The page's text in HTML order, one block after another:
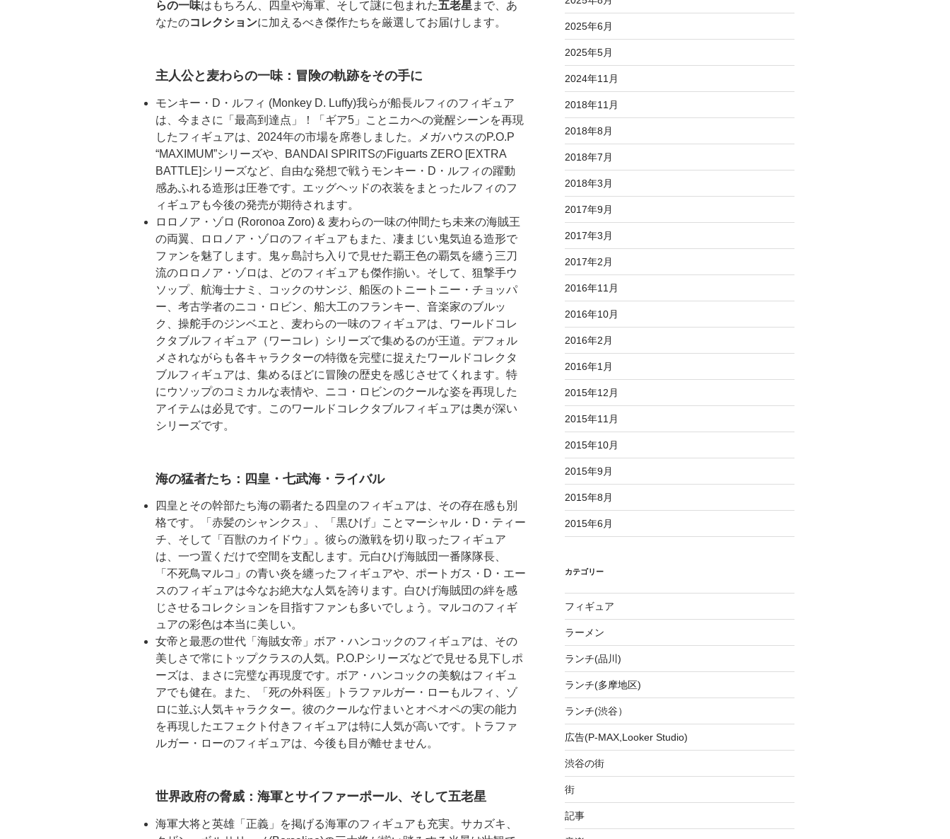
らの一味はもちろん、四皇や海軍、そして謎に包まれた五老星まで、あ
なたのコレクションに加えるべき傑作たちを厳選してお届けします。
主人公と麦わらの一味：冒険の軌跡をその手に
モンキー・D・ルフィ (Monkey D. Luffy)我らが船長ルフィのフィギュア
は、今まさに「最高到達点」！「ギア5」ことニカへの覚醒シーンを再現
したフィギュアは、2024年の市場を席巻しました。メガハウスのP.O.P
“MAXIMUM”シリーズや、BANDAI SPIRITSのFiguarts ZERO [EXTRA
BATTLE]シリーズなど、自由な発想で戦うモンキー・D・ルフィの躍動
感あふれる造形は圧巻です。エッグヘッドの衣装をまとったルフィのフ
ィギュアも今後の発売が期待されます。
ロロノア・ゾロ (Roronoa Zoro) & 麦わらの一味の仲間たち未来の海賊王
の両翼、ロロノア・ゾロのフィギュアもまた、凄まじい鬼気迫る造形で
ファンを魅了します。鬼ヶ島討ち入りで見せた覇王色の覇気を纏う三刀
流のロロノア・ゾロは、どのフィギュアも傑作揃い。そして、狙撃手ウ
ソップ、航海士ナミ、コックのサンジ、船医のトニートニー・チョッパ
ー、考古学者のニコ・ロビン、船大工のフランキー、音楽家のブルッ
ク、操舵手のジンベエと、麦わらの一味のフィギュアは、ワールドコレ
クタブルフィギュア（ワーコレ）シリーズで集めるのが王道。デフォル
メされながらも各キャラクターの特徴を完璧に捉えたワールドコレクタ
ブルフィギュアは、集めるほどに冒険の歴史を感じさせてくれます。特
にウソップのコミカルな表情や、ニコ・ロビンのクールな姿を再現した
アイテムは必見です。このワールドコレクタブルフィギュアは奥が深い
シリーズです。
海の猛者たち：四皇・七武海・ライバル
四皇とその幹部たち海の覇者たる四皇のフィギュアは、その存在感も別
格です。「赤髪のシャンクス」、「黒ひげ」ことマーシャル・D・ティー
チ、そして「百獣のカイドウ」。彼らの激戦を切り取ったフィギュア
は、一つ置くだけで空間を支配します。元白ひげ海賊団一番隊隊長、
「不死鳥マルコ」の青い炎を纏ったフィギュアや、ポートガス・D・エー
スのフィギュアは今なお絶大な人気を誇ります。白ひげ海賊団の絆を感
じさせるコレクションを目指すファンも多いでしょう。マルコのフィギ
ュアの彩色は本当に美しい。
女帝と最悪の世代「海賊女帝」ボア・ハンコックのフィギュアは、その
美しさで常にトップクラスの人気。P.O.Pシリーズなどで見せる見下しポ
ーズは、まさに完璧な再現度です。ボア・ハンコックの美貌はフィギュ
アでも健在。また、「死の外科医」トラファルガー・ローもルフィ、ゾ
ロに並ぶ人気キャラクター。彼のクールな佇まいとオペオペの実の能力
を再現したエフェクト付きフィギュアは特に人気が高いです。トラファ
ルガー・ローのフィギュアは、今後も目が離せません。
世界政府の脅威：海軍とサイファーポール、そして五老星
海軍大将と英雄「正義」を掲げる海軍のフィギュアも充実。サカズキ、
2025年6月
2025年5月
2024年11月
2018年11月
2018年8月
2018年7月
2018年3月
2017年9月
2017年3月
2017年2月
2016年11月
2016年10月
2016年2月
2016年1月
2015年12月
2015年11月
2015年10月
2015年9月
2015年8月
2015年6月
カテゴリー
フィギュア
ラーメン
ランチ(品川)
ランチ(多摩地区)
ランチ(渋谷）
広告(P-MAX,Looker Studio)
渋谷の街
街
記事